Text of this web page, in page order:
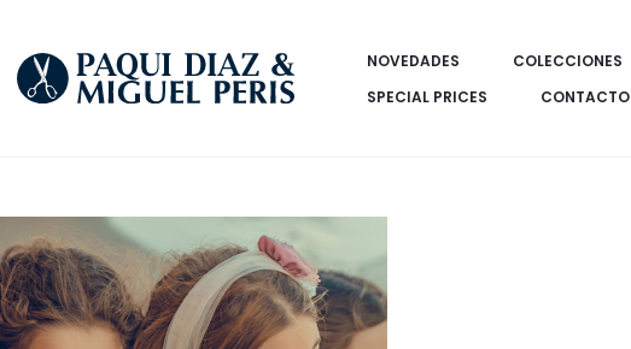
NOVEDADES COLECCIONES
SPECIAL PRICES
CONTACTO